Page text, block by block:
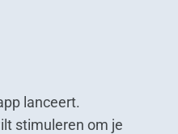
lanceert.
stimuleren om je